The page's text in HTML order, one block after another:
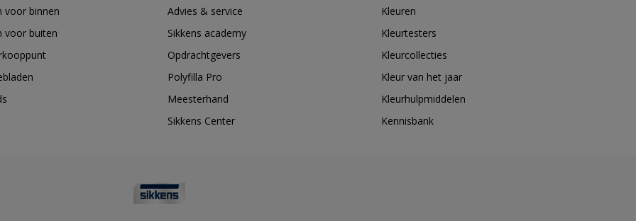
voor binnen
voor buiten
Advies & service
Sikkens academy
Opdrachtgevers
Polyfilla Pro
Meesterhand
Sikkens Center
Kleuren
Kleurtesters
Kleurcollecties
Kleur van het jaar
Kleurhulpmiddelen
Kennisbank